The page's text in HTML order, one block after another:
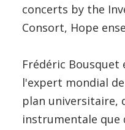
concerts by the
Consort, Hope
Frédéric Bousquet
l'expert mondial
plan universitaire,
instrumentale